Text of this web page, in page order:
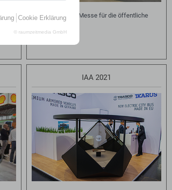
Cookie Erklärung
© raumzeitmedia GmbH
Polscure 2024 – Messe für die öffentliche
IAA 2021